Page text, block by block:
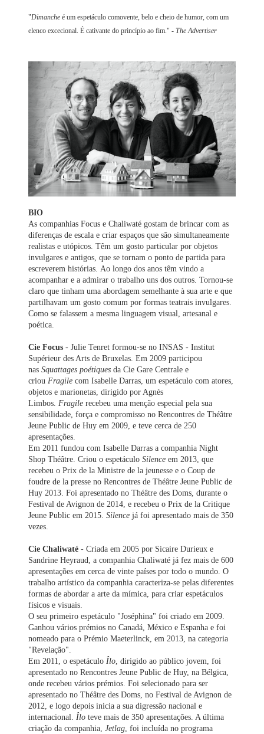
"Dimanche é um espetáculo comovente, belo e cheio de humor, com um
elenco excecional. É cativante do princípio ao fim."- The Advertiser
BIO
As companhias Focus e Chaliwaté gostam de brincar com as
diferenças de escala e criar espaços que são simultaneamente
realistas e utópicos. Têm um gosto particular por objetos
invulgares e antigos, que se tornam o ponto de partida para
escreverem histórias. Ao longo dos anos têm vindo a
acompanhar e a admirar o trabalho uns dos outros. Tornou-se
claro que tinham uma abordagem semelhante à sua arte e que
partilhavam um gosto comum por formas teatrais invulgares.
Como se falassem a mesma linguagem visual, artesanal e
poética.
Cie Focus- Julie Tenret formou-se no INSAS - Institut
Supérieur des Arts de Bruxelas. Em 2009 participou
nasSquattages poétiquesda Cie Gare Centrale e
criou Fragile com Isabelle Darras, um espetáculo com atores,
objetos e marionetas, dirigido por Agnès
Limbos. Fragile recebeu uma menção especial pela sua
sensibilidade, força e compromisso no Rencontres de Théâtre
Jeune Public de Huy em 2009, e teve cerca de 250
apresentações.
Em 2011 fundou com Isabelle Darras a companhia Night
Shop Théâtre. Criou o espetáculoSilence em 2013, que
recebeu o Prix de la Ministre de la jeunesse e o Coup de
foudre de la presse no Rencontres de Théâtre Jeune Public de
Huy 2013. Foi apresentado no Théâtre des Doms, durante o
Festival de Avignon de 2014, e recebeu o Prix de la Critique
Jeune Public em 2015.Silence já foi apresentado mais de 350
vezes.
Cie Chaliwaté - Criada em 2005 por Sicaire Durieux e
Sandrine Heyraud, a companhia Chaliwaté já fez mais de 600
apresentações em cerca de vinte países por todo o mundo. O
trabalho artístico da companhia caracteriza-se pelas diferentes
formas de abordar a arte da mímica, para criar espetáculos
físicos e visuais.
O seu primeiro espetáculo "Joséphina" foi criado em 2009.
Ganhou vários prémios no Canadá, México e Espanha e foi
nomeado para o Prémio Maeterlinck, em 2013, na categoria
"Revelação".
Em 2011, o espetáculo Îlo , dirigido ao público jovem, foi
apresentado no Rencontres Jeune Public de Huy, na Bélgica,
onde recebeu vários prémios. Foi selecionado para ser
apresentado no Théâtre des Doms, no Festival de Avignon de
2012, e logo depois inicia a sua digressão nacional e
internacional. Îlo teve mais de 350 apresentações. A última
criação da companhia,Jetlag , foi incluída no programa